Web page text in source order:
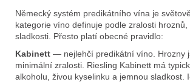
p
i
s
u
Německý systém predikátního vína je
kategorie víno definuje podle zralosti hroznů,
sladkosti. Přesto platí obecné pravidlo:
Kabinett — nejlehčí predikátní víno. Hrozny
minimální zralosti. Riesling Kabinett má
alkoholu, živou kyselinku a jemnou sladkost.